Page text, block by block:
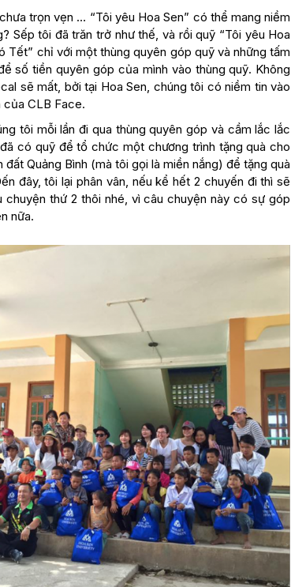
trọn vẹn … “Tôi yêu Hoa Sen” có thể mang niềm
Sếp tôi đã trăn trở như thế, và rồi quỹ “Tôi yêu Hoa
Tết” chỉ với một thùng quyên góp quỹ và những tấm
số tiền quyên góp của mình vào thùng quỹ. Không
sẽ mất, bởi tại Hoa Sen, chúng tôi có niềm tin vào
CLB Face.
tôi mỗi lần đi qua thùng quyên góp và cầm lắc lắc
có quỹ để tổ chức một chương trình tặng quà cho
Quảng Bình (mà tôi gọi là miền nắng) để tặng quà
đây, tôi lại phân vân, nếu kể hết 2 chuyến đi thì sẽ
thứ 2 thôi nhé, vì câu chuyện này có sự góp
nữa.